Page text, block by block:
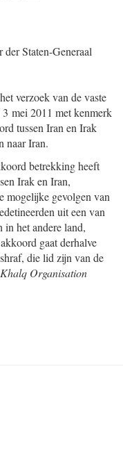
Staten-Generaal
verzoek van de vaste
mei 2011 met kenmerk
tussen Iran en Irak
naar Iran.
betrekking heeft
Irak en Iran,
mogelijke gevolgen van
uit een van
het andere land,
gaat derhalve
die lid zijn van de
Organisation